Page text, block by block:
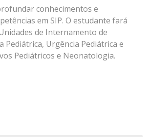
conhecimentos e
em SIP. O estudante fará
de Internamento de
Pediátrica, Urgência Pediátrica e
Pediátricos e Neonatologia.